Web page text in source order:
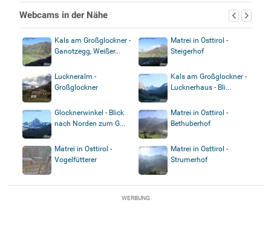
Webcams in der Nähe
Kals am Großglockner -
Ganotzegg, Weißer...
Matrei in Osttirol -
Steigerhof
Luckneralm -
Großglockner
Kals am Großglockner -
Lucknerhaus - Bli...
Glocknerwinkel - Blick
nach Norden zum G...
Matrei in Osttirol -
Bethuberhof
Matrei in Osttirol -
Vogelfütterer
Matrei in Osttirol -
Strumerhof
WERBUNG